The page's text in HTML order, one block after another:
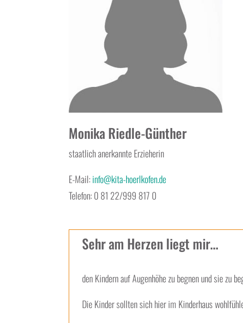
Monika Riedle-Günther
staatlich anerkannte Erzieherin
E-Mail:info@kita-hoerlkofen.de
Telefon: 0 81 22/999 817 0
Sehr am Herzen liegt mir…
den Kindern auf Augenhöhe zu begnen und sie zu
Die Kinder sollten sich hier im Kinderhaus